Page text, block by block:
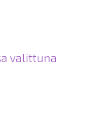
valittuna